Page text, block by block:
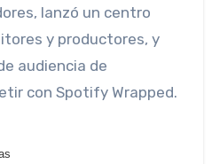
lanzó un centro
y productores, y
audiencia de
con Spotify Wrapped.